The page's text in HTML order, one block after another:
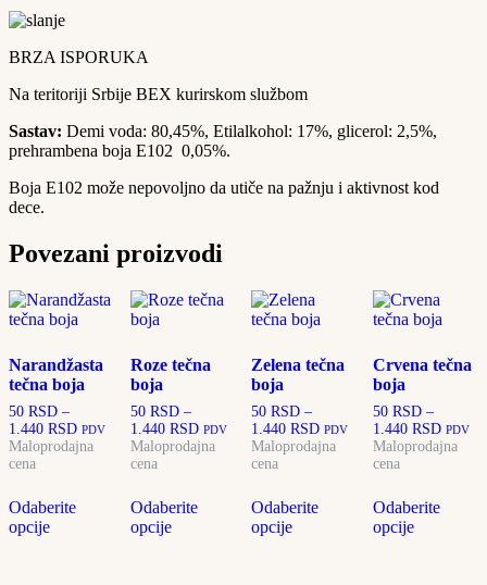
BRZA ISPORUKA
Na teritoriji Srbije BEX kurirskom službom
Sastav: Demi voda: 80,45%, Etilalkohol: 17%, glicerol: 2,5%,
prehrambena boja E102 0,05%.
Boja E102 može nepovoljno da utiče na pažnju i aktivnost kod
dece.
Povezani proizvodi
Narandžasta
tečna boja
50 RSD –
1.440 RSDRaspon
cena:
1.440 RSD
PDV
Maloprodajna
cena
Odaberite
opcije
proizvod
ima
Roze tečna
boja
50 RSD –
1.440 RSDRaspon
cena:
1.440 RSD
PDV
Maloprodajna
cena
Odaberite
opcije
proizvod
ima
Zelena tečna
boja
50RSD –
1.440RSDRaspon
cena:
1.440 RSD
PDV
Maloprodajna
cena
Odaberite
opcije
proizvod
ima
Crvena tečna
boja
50 RSD –
1.440 RSDRaspon
cena:
1.440
PDV
Maloprodajna
cena
Odaberite
opcije